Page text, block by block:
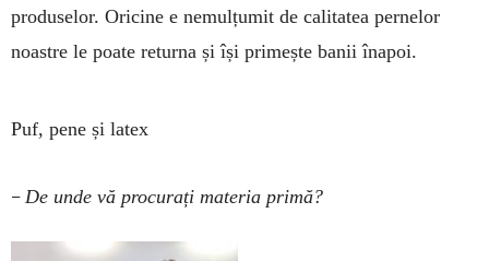
produselor. Oricine e nemulțumit de calitatea pernelor
noastre le poate returna și își primește banii înapoi.
Puf, pene și latex
– De unde vă procurați materia primă?